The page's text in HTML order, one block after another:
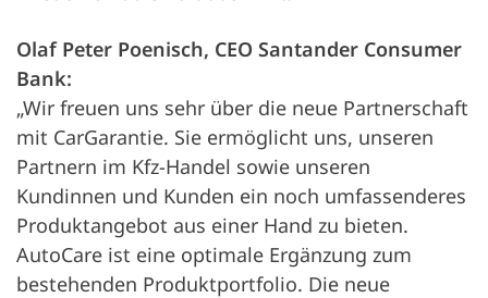
Olaf Peter Poenisch, CEO Santander Consumer
Bank:
„Wir freuen uns sehr über die neue Partnerschaft
mit CarGarantie. Sie ermöglicht uns, unseren
Partnern im Kfz-Handel sowie unseren
Kundinnen und Kunden ein noch umfassenderes
Produktangebot aus einer Hand zu bieten.
AutoCare ist eine optimale Ergänzung zum
bestehenden Produktportfolio. Die neue